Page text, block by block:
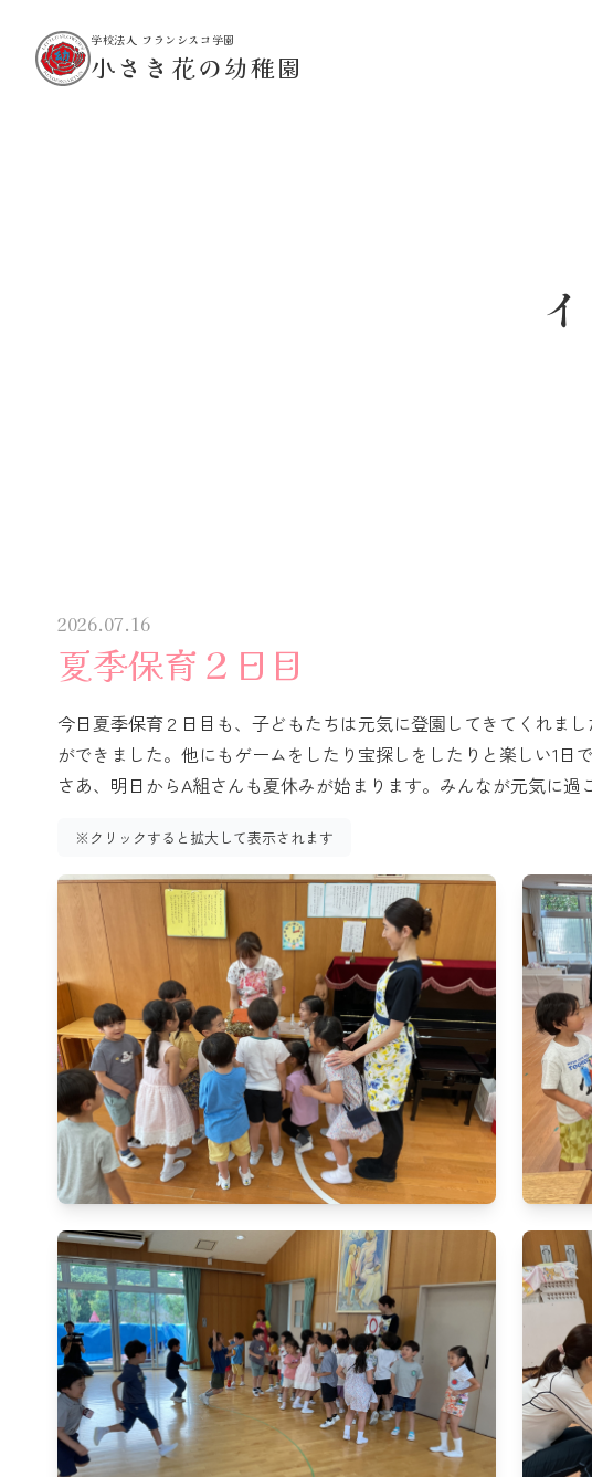
学校法人 フランシスコ学園
小さき花の幼稚園
2026.07.16
夏季保育２日目
今日夏季保育２日目も、子どもたちは元気に登園してきてくれま
ができました。他にもゲームをしたり宝探しをしたりと楽しい1日で
さあ、明日からA組さんも夏休みが始まります。みんなが元気に
※クリックすると拡大して表示されます